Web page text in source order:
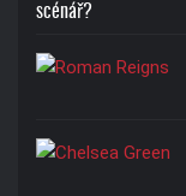
scénář?